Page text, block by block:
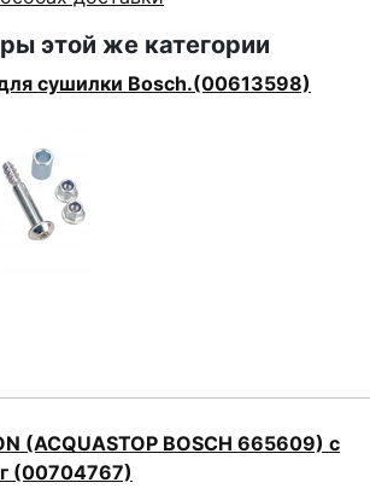
этой же категории
сушилки Bosch.(00613598)
(ACQUASTOP BOSCH 665609) с
(00704767)